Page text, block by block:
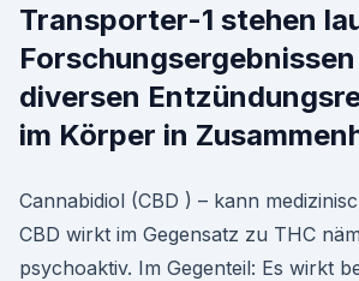
Transporter-1 stehen
diversen
im Körper in
Cannabidiol (CBD ) – kann
CBD wirkt im Gegensatz zu THC
psychoaktiv. Im Gegenteil: Es wirkt